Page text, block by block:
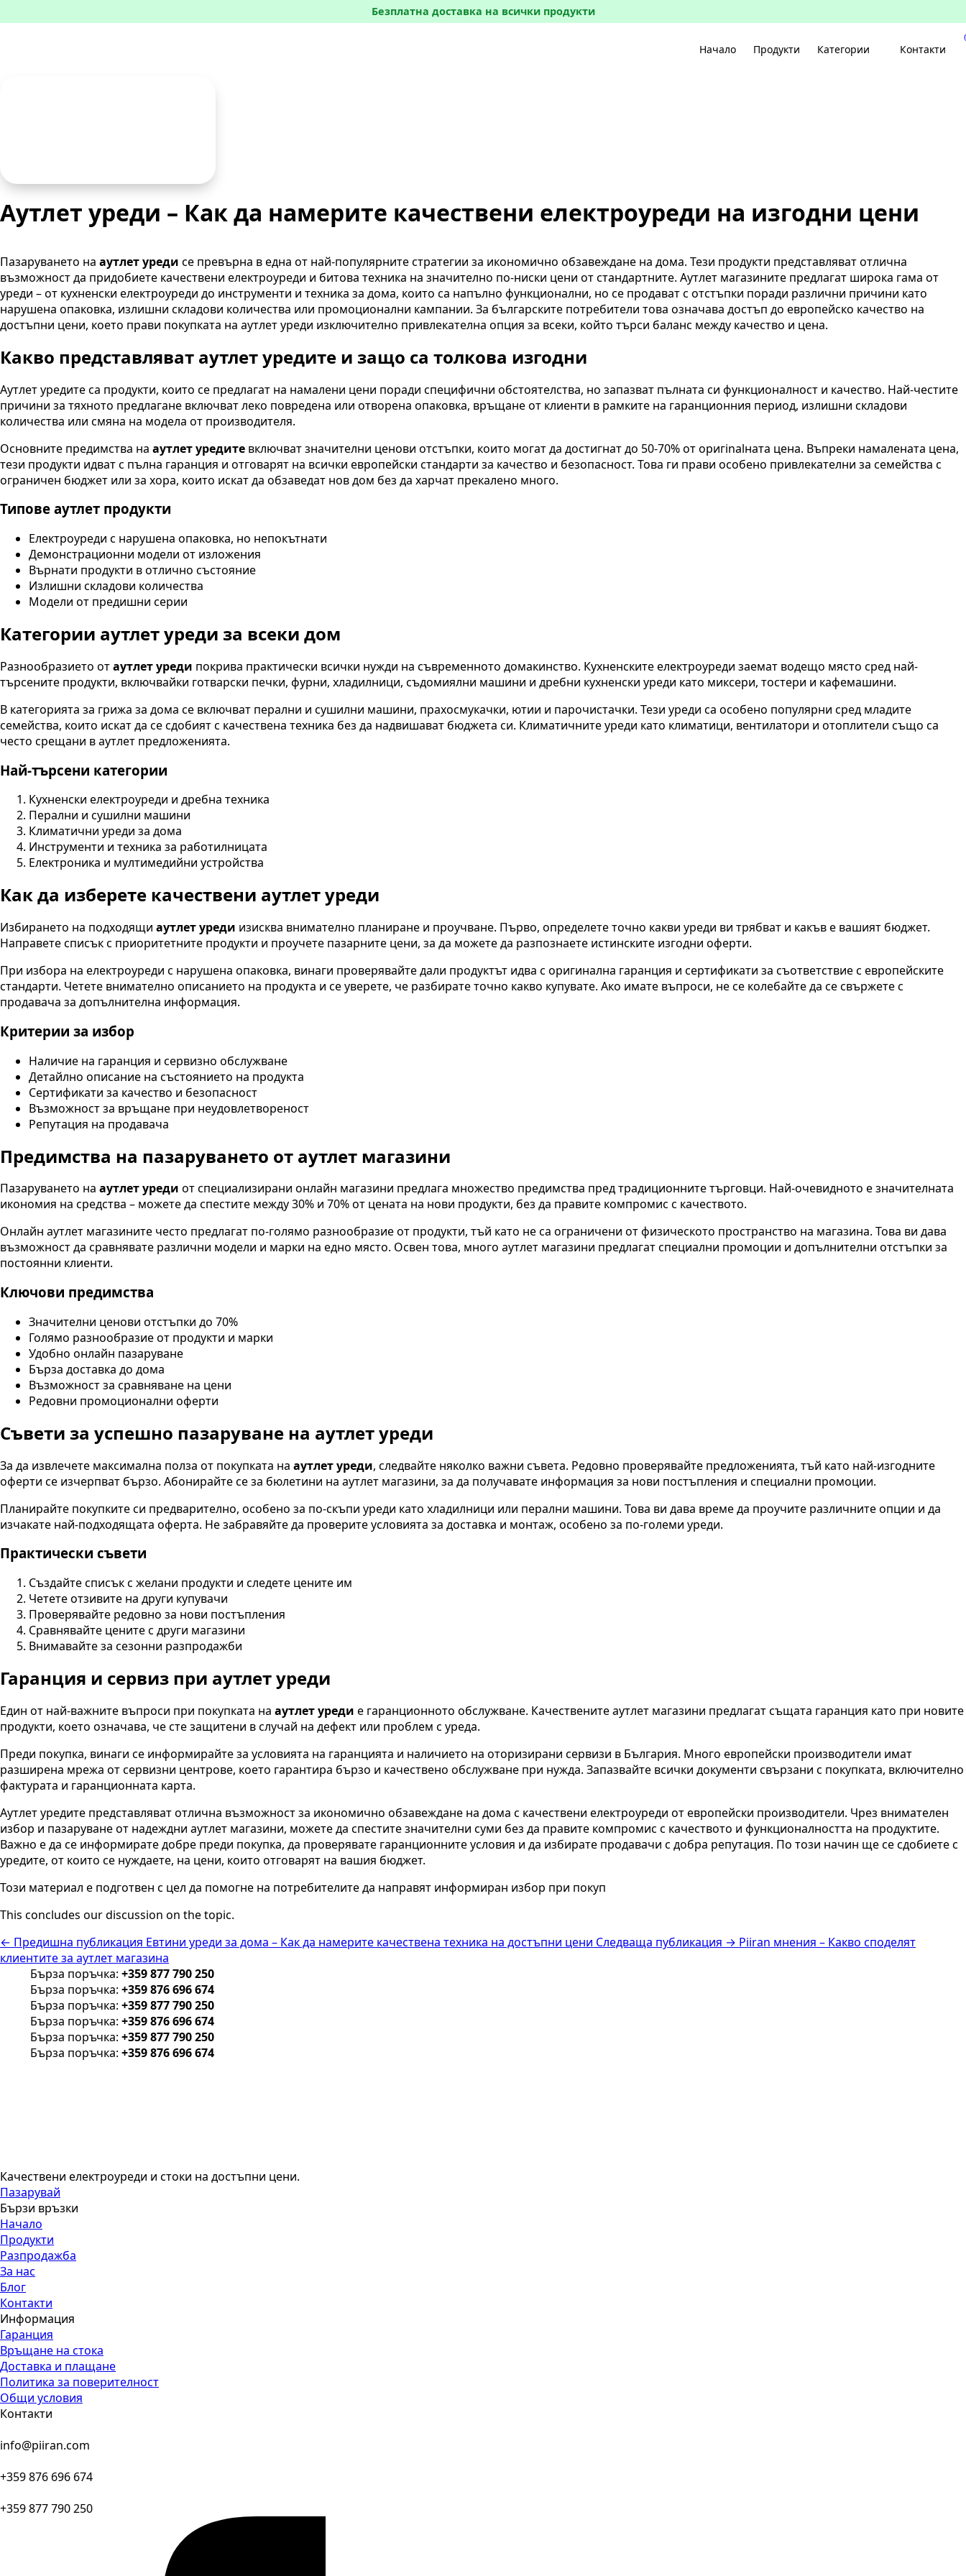
Безплатна доставка на всички продукти
Начало Продукти Категории Контакти
Аутлет уреди – Как да намерите качествени електроуреди на изгодни цени
Пазаруването на аутлет уреди се превърна в една от най-популярните стратегии за икономично обзавеждане на дома. Тези продукти представляват отлична
възможност да придобиете качествени електроуреди и битова техника на значително по-ниски цени от стандартните. Аутлет магазините предлагат широка гама от
уреди – от кухненски електроуреди до инструменти и техника за дома, които са напълно функционални, но се продават с отстъпки поради различни причини като
нарушена опаковка, излишни складови количества или промоционални кампании. За българските потребители това означава достъп до европейско качество на
достъпни цени, което прави покупката на аутлет уреди изключително привлекателна опция за всеки, който търси баланс между качество и цена.
Какво представляват аутлет уредите и защо са толкова изгодни
Аутлет уредите са продукти, които се предлагат на намалени цени поради специфични обстоятелства, но запазват пълната си функционалност и качество. Най-честите
причини за тяхното предлагане включват леко повредена или отворена опаковка, връщане от клиенти в рамките на гаранционния период, излишни складови
количества или смяна на модела от производителя.
Основните предимства на аутлет уредите включват значителни ценови отстъпки, които могат да достигнат до 50-70% от оригinalната цена. Въпреки намалената цена,
тези продукти идват с пълна гаранция и отговарят на всички европейски стандарти за качество и безопасност. Това ги прави особено привлекателни за семейства с
ограничен бюджет или за хора, които искат да обзаведат нов дом без да харчат прекалено много.
Типове аутлет продукти
Електроуреди с нарушена опаковка, но непокътнати
Демонстрационни модели от изложения
Върнати продукти в отлично състояние
Излишни складови количества
Модели от предишни серии
Категории аутлет уреди за всеки дом
Разнообразието отаутлет уреди покрива практически всички нужди на съвременното домакинство. Кухненските електроуреди заемат водещо място сред най-
търсените продукти, включвайки готварски печки, фурни, хладилници, съдомиялни машини и дребни кухненски уреди като миксери, тостери и кафемашини.
В категорията за грижа за дома се включват перални и сушилни машини, прахосмукачки, ютии и парочистачки. Тези уреди са особено популярни сред младите
семейства, които искат да се сдобият с качествена техника без да надвишават бюджета си. Климатичните уреди като климатици, вентилатори и отоплители също са
често срещани в аутлет предложенията.
Най-търсени категории
Кухненски електроуреди и дребна техника
Перални и сушилни машини
Климатични уреди за дома
Инструменти и техника за работилницата
Електроника и мултимедийни устройства
Как да изберете качествени аутлет уреди
Избирането на подходящи аутлет уреди изисква внимателно планиране и проучване. Първо, определете точно какви уреди ви трябват и какъв е вашият бюджет.
Направете списък с приоритетните продукти и проучете пазарните цени, за да можете да разпознаете истинските изгодни оферти.
При избора на електроуреди с нарушена опаковка, винаги проверявайте дали продуктът идва с оригинална гаранция и сертификати за съответствие с европейските
стандарти. Четете внимателно описанието на продукта и се уверете, че разбирате точно какво купувате. Ако имате въпроси, не се колебайте да се свържете с
продавача за допълнителна информация.
Критерии за избор
Наличие на гаранция и сервизно обслужване
Детайлно описание на състоянието на продукта
Сертификати за качество и безопасност
Възможност за връщане при неудовлетвореност
Репутация на продавача
Предимства на пазаруването от аутлет магазини
Пазаруването на аутлет уреди от специализирани онлайн магазини предлага множество предимства пред традиционните търговци. Най-очевидното е значителната
икономия на средства – можете да спестите между 30% и 70% от цената на нови продукти, без да правите компромис с качеството.
Онлайн аутлет магазините често предлагат по-голямо разнообразие от продукти, тъй като не са ограничени от физическото пространство на магазина. Това ви дава
възможност да сравнявате различни модели и марки на едно място. Освен това, много аутлет магазини предлагат специални промоции и допълнителни отстъпки за
постоянни клиенти.
Ключови предимства
Значителни ценови отстъпки до 70%
Голямо разнообразие от продукти и марки
Удобно онлайн пазаруване
Бърза доставка до дома
Възможност за сравняване на цени
Редовни промоционални оферти
Съвети за успешно пазаруване на аутлет уреди
За да извлечете максимална полза от покупката на аутлет уреди, следвайте няколко важни съвета. Редовно проверявайте предложенията, тъй като най-изгодните
оферти се изчерпват бързо. Абонирайте се за бюлетини на аутлет магазини, за да получавате информация за нови постъпления и специални промоции.
Планирайте покупките си предварително, особено за по-скъпи уреди като хладилници или перални машини. Това ви дава време да проучите различните опции и да
изчакате най-подходящата оферта. Не забравяйте да проверите условията за доставка и монтаж, особено за по-големи уреди.
Практически съвети
Създайте списък с желани продукти и следете цените им
Четете отзивите на други купувачи
Проверявайте редовно за нови постъпления
Сравнявайте цените с други магазини
Внимавайте за сезонни разпродажби
Гаранция и сервиз при аутлет уреди
Един от най-важните въпроси при покупката на аутлет уреди е гаранционното обслужване. Качествените аутлет магазини предлагат същата гаранция като при новите
продукти, което означава, че сте защитени в случай на дефект или проблем с уреда.
Преди покупка, винаги се информирайте за условията на гаранцията и наличието на оторизирани сервизи в България. Много европейски производители имат
разширена мрежа от сервизни центрове, което гарантира бързо и качествено обслужване при нужда. Запазвайте всички документи свързани с покупката, включително
фактурата и гаранционната карта.
Аутлет уредите представляват отлична възможност за икономично обзавеждане на дома с качествени електроуреди от европейски производители. Чрез внимателен
избор и пазаруване от надеждни аутлет магазини, можете да спестите значителни суми без да правите компромис с качеството и функционалността на продуктите.
Важно е да се информирате добре преди покупка, да проверявате гаранционните условия и да избирате продавачи с добра репутация. По този начин ще се сдобиете с
уредите, от които се нуждаете, на цени, които отговарят на вашия бюджет.
Този материал е подготвен с цел да помогне на потребителите да направят информиран избор при покуп
This concludes our discussion on the topic.
← Предишна публикация Евтини уреди за дома – Как да намерите качествена техника на достъпни цени Следваща публикация → Piiran мнения – Какво споделят
клиентите за аутлет магазина
Бърза поръчка: +359 877 790 250
Бърза поръчка: +359 876 696 674
Бърза поръчка: +359 877 790 250
Бърза поръчка: +359 876 696 674
Бърза поръчка: +359 877 790 250
Бърза поръчка: +359 876 696 674
Качествени електроуреди и стоки на достъпни цени.
Пазарувай
Бързи връзки
Начало
Продукти
Разпродажба
За нас
Блог
Контакти
Информация
Гаранция
Връщане на стока
Доставка и плащане
Политика за поверителност
Общи условия
Контакти
info@piiran.com
+359 876 696 674
+359 877 790 250